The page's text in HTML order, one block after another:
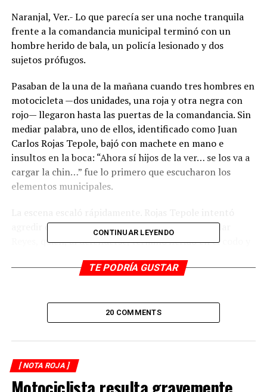
Naranjal, Ver.- Lo que parecía ser una noche tranquila
frente a la comandancia municipal terminó con un
hombre herido de bala, un policía lesionado y dos
sujetos prófugos.
Pasaban de la una de la mañana cuando tres hombres en
motocicleta —dos unidades, una roja y otra negra con
rojo— llegaron hasta las puertas de la comandancia. Sin
mediar palabra, uno de ellos, identificado como Juan
Carlos Rojas Tepole, bajó con machete en mano e
insultos en la boca: “Ahora sí hijos de la ver… se los va a
cargar la chin…” fue lo primero que escucharon los
elementos municipales.
agredir con el machete al oficial Luis Felipe Aguilar
Reyes, quien, al defenderse, terminó herido en el codo y
del jaloneo, el arma del policía se disparó e hirió en el
Mientras el agresor quedaba tirado y herido, sus dos
acompañantes aprovecharon el caos para huir en las
motos. No se sabe su identidad ni hacia dónde
Paramédicos de la Cruz Roja trasladaron a Rojas Tepole
CONTINUAR LEYENDO
TE PODRÍA GUSTAR
20 COMMENTS
[ NOTA ROJA ]